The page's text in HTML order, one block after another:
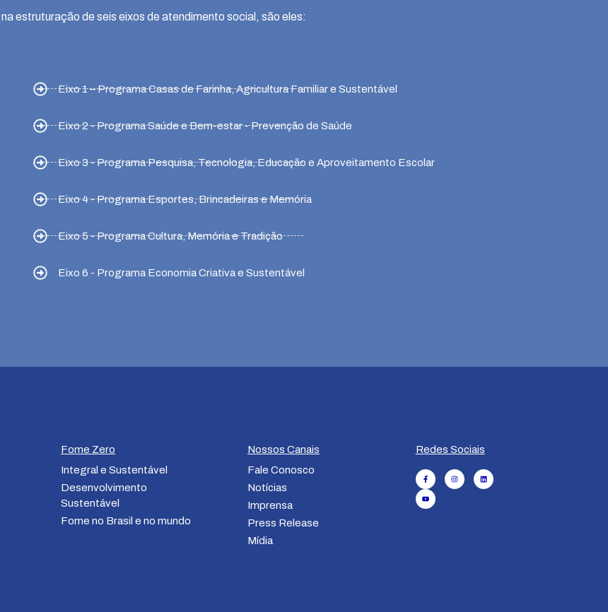
estruturação de seis eixos de atendimento social, são eles:
Eixo 1 – Programa Casas de Farinha, Agricultura Familiar e Sustentável
Eixo 2 - Programa Saúde e Bem-estar - Prevenção de Saúde
Eixo 3 - Programa Pesquisa, Tecnologia, Educação e Aproveitamento Escolar
Eixo 4 - Programa Esportes, Brincadeiras e Memória
Eixo 5 - Programa Cultura, Memória e Tradição
Eixo 6 - Programa Economia Criativa e Sustentável
Fome Zero
Integral e Sustentável
Desenvolvimento
Sustentável
Fome no Brasil e no mundo
Nossos Canais
Fale Conosco
Notícias
Imprensa
Press Release
Mídia
Redes Sociais